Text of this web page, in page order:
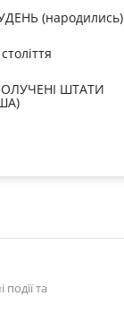
(народились)
ШТАТИ
та